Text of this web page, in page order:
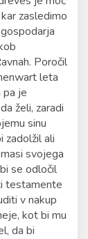
zasledimo
Poročil
leta
je
želi, zaradi
sinu
zadolžil ali
svojega
se odločil
testamente
v nakup
kot bi mu
da bi